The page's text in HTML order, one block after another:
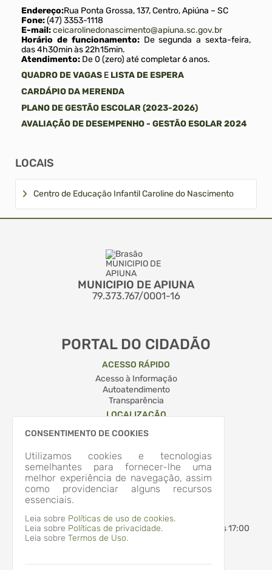
Endereço:Rua Ponta Grossa, 137, Centro, Apiúna – SC
Fone:(47) 3353-1118
E-mail:ceicarolinedonascimento@apiuna.sc.gov.br
Horário de funcionamento:De segunda a sexta-feira,
das 4h30min às 22h15min.
Atendimento: De 0 (zero) até completar 6 anos.
QUADRO DE VAGAS E LISTA DE ESPERA
CARDÁPIO DA MERENDA
PLANO DE GESTÃO ESCOLAR (2023-2026)
AVALIAÇÃO DE DESEMPENHO - GESTÃO ESOLAR 2024
Locais
Centro de Educação Infantil Caroline do Nascimento
MUNICIPIO DE APIUNA
79.373.767/0001-16
PORTAL DO CIDADÃO
ACESSO RÁPIDO
Acesso à Informação
Autoatendimento
Transparência
LOCALIZAÇÃO
RUA QUINTINO BOCAIUVA, Nº 204, CENTRO
Apiúna/SC
CEP: 89.135-000
Abrir no Mapa
CONTATOS
(47) 3353-2500
administracao@apiuna.sc.gov.br
HORÁRIO DE ATENDIMENTO
Segunda-feira a Sexta-feira7:30 às 12:00 - 13:30 às 17:00
CONSENTIMENTO DE COOKIES
Utilizamos cookies e tecnologias
semelhantes para fornecer-lhe uma
melhor experiência de navegação, assim
como providenciar alguns recursos
essenciais.
Leia sobre Políticas de uso de cookies.
Leia sobre Políticas de privacidade.
Leia sobre Termos de Uso.